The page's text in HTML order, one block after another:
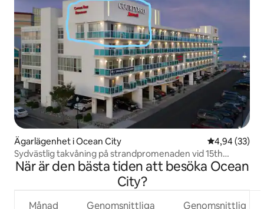
Ägarlägenhet i Ocean City 4,94 av 5 i
4,94 (33)
Sydvästlig takvåning på strandpromenaden vid 15th
Street
När är den bästa tiden att besöka Ocean
City?
Månad Genomsnittliga Genomsnittlig